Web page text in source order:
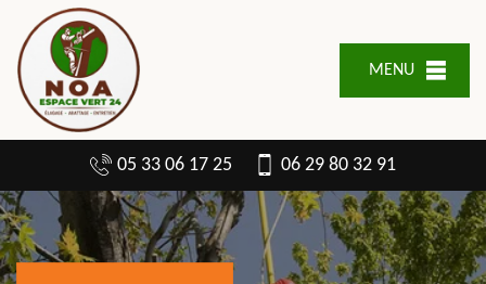
MENU
05 33 06 17 25 06 29 80 32 91